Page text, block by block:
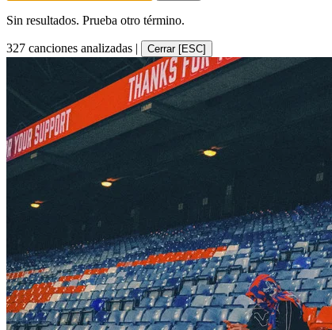
Sin resultados. Prueba otro término.
327 canciones analizadas | Cerrar [ESC]